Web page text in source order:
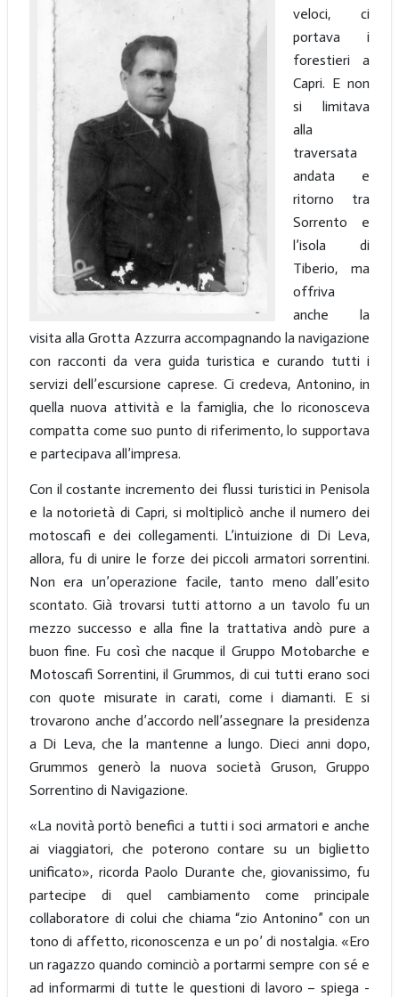
veloci, ci
portava i
forestieri a
Capri. E non
si limitava
alla
traversata
andata e
ritorno tra
Sorrento e
l’isola di
Tiberio, ma
offriva
anche la
visita alla Grotta Azzurra accompagnando la navigazione
con racconti da vera guida turistica e curando tutti i
servizi dell’escursione caprese. Ci credeva, Antonino, in
quella nuova attività e la famiglia, che lo riconosceva
compatta come suo punto di riferimento, lo supportava
e partecipava all’impresa.
Con il costante incremento dei flussi turistici in Penisola
e la notorietà di Capri, si moltiplicò anche il numero dei
motoscafi e dei collegamenti. L’intuizione di Di Leva,
allora, fu di unire le forze dei piccoli armatori sorrentini.
Non era un’operazione facile, tanto meno dall’esito
scontato. Già trovarsi tutti attorno a un tavolo fu un
mezzo successo e alla fine la trattativa andò pure a
buon fine. Fu così che nacque il Gruppo Motobarche e
Motoscafi Sorrentini, il Grummos, di cui tutti erano soci
con quote misurate in carati, come i diamanti. E si
trovarono anche d’accordo nell’assegnare la presidenza
a Di Leva, che la mantenne a lungo. Dieci anni dopo,
Grummos generò la nuova società Gruson, Gruppo
Sorrentino di Navigazione.
«La novità portò benefici a tutti i soci armatori e anche
ai viaggiatori, che poterono contare su un biglietto
unificato», ricorda Paolo Durante che, giovanissimo, fu
partecipe di quel cambiamento come principale
collaboratore di colui che chiama “zio Antonino” con un
tono di affetto, riconoscenza e un po’ di nostalgia. «Ero
un ragazzo quando cominciò a portarmi sempre con sé e
ad informarmi di tutte le questioni di lavoro – spiega -